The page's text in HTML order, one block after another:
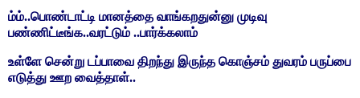
ம்ம்..பொண்டாட்டி மானத்தை வாங்கறதுன்னு முடிவு
பண்ணிட்டீங்க..வரட்டும் ..பார்க்கலாம்
உள்ளே சென்று டப்பாவை திறந்து இருந்த கொஞ்சம் துவரம் பருப்பை
எடுத்து ஊற வைத்தாள்..